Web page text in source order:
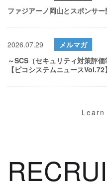
ファジアーノ岡山とスポンサ
2026.07.29
メルマガ
～SCS（セキュリティ対策評
【ピコシステムニュースVol.72】
Learn
REC